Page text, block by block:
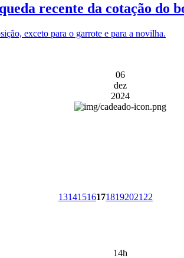
recente da cotação do
exceto para o garrote e para a novilha.
06
dez
2024
131415161718192021 22
14h